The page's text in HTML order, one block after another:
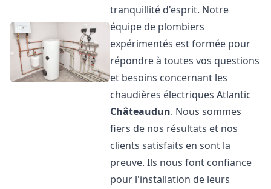
tranquillité d'esprit. Notre
équipe de plombiers
expérimentés est formée pour
répondre à toutes vos questions
et besoins concernant les
chaudières électriques Atlantic
Châteaudun. Nous sommes
fiers de nos résultats et nos
clients satisfaits en sont la
preuve. Ils nous font confiance
pour l'installation de leurs